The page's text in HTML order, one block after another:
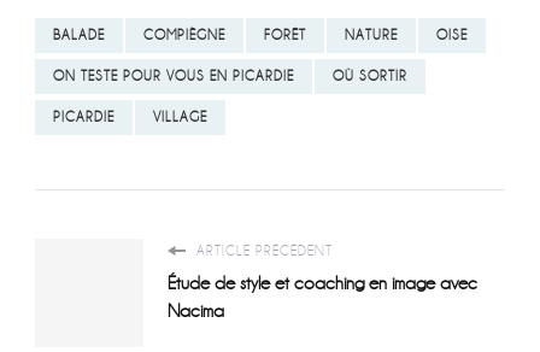
BALADE COMPIÈGNE FORÊT NATURE OISE
ON TESTE POUR VOUS EN PICARDIE OÙ SORTIR
PICARDIE VILLAGE
ARTICLE PRÉCÉDENT
Étude de style et coaching en image avec
Nacima